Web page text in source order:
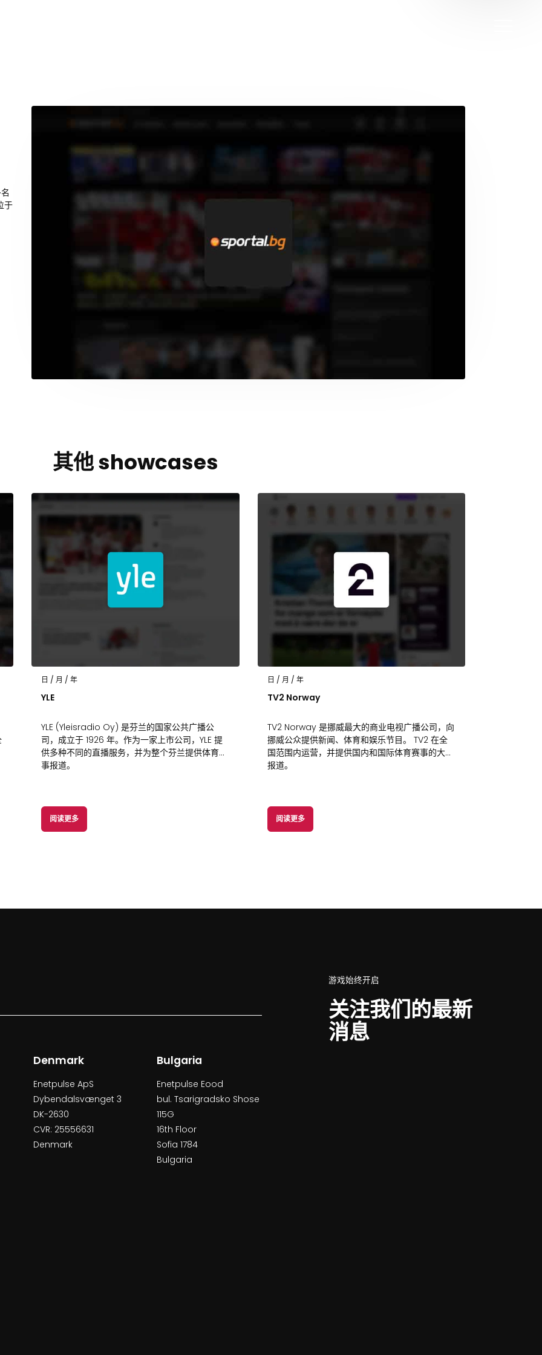
于
其他 showcases
日 / 月 / 年
YLE
YLE (Yleisradio Oy) 是芬兰的国家公共广播公
司，成立于 1926 年。作为一家上市公司，YLE 提
供多种不同的直播服务，并为整个芬兰提供体育赛
事报道。
阅读更多
日 / 月 / 年
TV2 Norway
TV2 Norway 是挪威最大的商业电视广播公司，向
挪威公众提供新闻、体育和娱乐节目。 TV2 在全
国范围内运营，并提供国内和国际体育赛事的大量
报道。
阅读更多
Denmark
Enetpulse ApS
Dybendalsvænget 3
DK-2630
CVR: 25556631
Denmark
Bulgaria
Enetpulse Eood
bul. Tsarigradsko Shose
115G
16th Floor
Sofia 1784
Bulgaria
游戏始终开启
关注我们的最新
消息